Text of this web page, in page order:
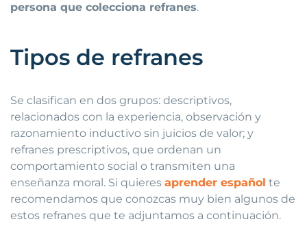
persona que colecciona refranes.
Tipos de refranes
Se clasifican en dos grupos: descriptivos,
relacionados con la experiencia, observación y
razonamiento inductivo sin juicios de valor; y
refranes prescriptivos, que ordenan un
comportamiento social o transmiten una
enseñanza moral. Si quieres aprender español te
recomendamos que conozcas muy bien algunos de
estos refranes que te adjuntamos a continuación.